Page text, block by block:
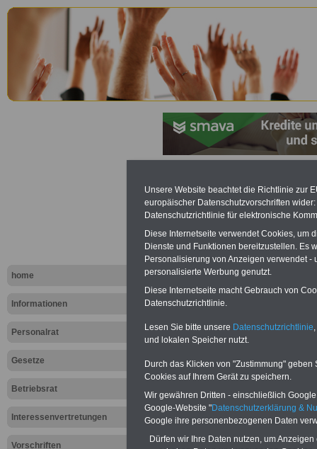
home
Informationen
Personalrat
Gesetze
Betriebsrat
Interessenvertretungen
Vorschriften
Anwälte,
Lüneburg
Unsere Website beachtet die Richtlinie zur
europäischer Datenschutzvorschriften
Datenschutzrichtlinie für elektronische
Diese Internetseite verwendet Cookies, um
Dienste und Funktionen bereitzustellen. Es
Personalisierung von Anzeigen verwendet
personalisierte Werbung genutzt.
Diese Internetseite macht Gebrauch von
Datenschutzrichtlinie.
Lesen Sie bitte unsere Datenschutzrichtlinie
und lokalen Speicher nutzt.
Durch das Klicken von "Zustimmung"
Cookies auf Ihrem Gerät zu speichern.
Wir gewähren Dritten - einschließlich
Google-Website "Datenschutzerklärung &
Google ihre personenbezogenen Daten
Dürfen wir Ihre Daten nutzen, um